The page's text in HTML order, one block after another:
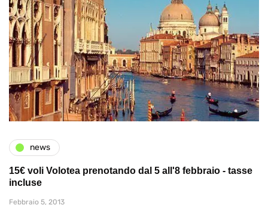
news
15€ voli Volotea prenotando dal 5 all'8 febbraio - tasse
incluse
Febbraio 5, 2013